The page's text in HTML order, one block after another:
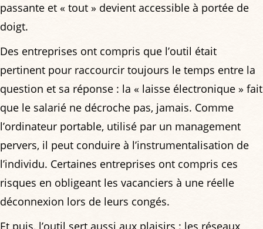
passante et « tout » devient accessible à portée de
doigt.
Des entreprises ont compris que l’outil était
pertinent pour raccourcir toujours le temps entre la
question et sa réponse : la « laisse électronique » fait
que le salarié ne décroche pas, jamais. Comme
l’ordinateur portable, utilisé par un management
pervers, il peut conduire à l’instrumentalisation de
l’individu. Certaines entreprises ont compris ces
risques en obligeant les vacanciers à une réelle
déconnexion lors de leurs congés.